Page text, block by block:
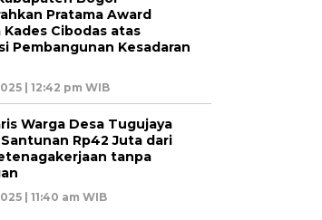
Pratama Award
Kades Cibodas atas
Pembangunan Kesadaran
| 12:42 pm WIB
Warga Desa Tugujaya
Rp42 Juta dari
tanpa
| 11:40 am WIB